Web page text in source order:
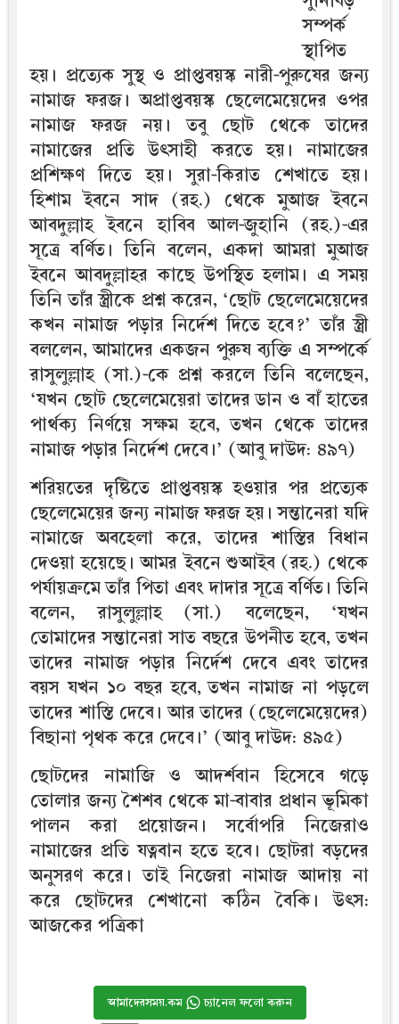
সম্পর্ক
স্থাপিত
হয়। প্রত্যেক সুস্থ ও প্রাপ্তবয়স্ক নারী-পুরুষের জন্য
নামাজ ফরজ। অপ্রাপ্তবয়স্ক ছেলেমেয়েদের ওপর
নামাজ ফরজ নয়। তবু ছোট থেকে তাদের
নামাজের প্রতি উৎসাহী করতে হয়। নামাজের
প্রশিক্ষণ দিতে হয়। সুরা-কিরাত শেখাতে হয়।
হিশাম ইবনে সাদ (রহ.) থেকে মুআজ ইবনে
আবদুল্লাহ ইবনে হাবিব আল-জুহানি (রহ.)-এর
সূত্রে বর্ণিত। তিনি বলেন, একদা আমরা মুআজ
ইবনে আবদুল্লাহর কাছে উপস্থিত হলাম। এ সময়
তিনি তাঁর স্ত্রীকে প্রশ্ন করেন, ‘ছোট ছেলেমেয়েদের
কখন নামাজ পড়ার নির্দেশ দিতে হবে?’ তাঁর স্ত্রী
বললেন, আমাদের একজন পুরুষ ব্যক্তি এ সম্পর্কে
রাসুলুল্লাহ (সা.)-কে প্রশ্ন করলে তিনি বলেছেন,
‘যখন ছোট ছেলেমেয়েরা তাদের ডান ও বাঁ হাতের
পার্থক্য নির্ণয়ে সক্ষম হবে, তখন থেকে তাদের
নামাজ পড়ার নির্দেশ দেবে।’ (আবু দাউদ: ৪৯৭)
শরিয়তের দৃষ্টিতে প্রাপ্তবয়স্ক হওয়ার পর প্রত্যেক
ছেলেমেয়ের জন্য নামাজ ফরজ হয়। সন্তানেরা যদি
নামাজে অবহেলা করে, তাদের শাস্তির বিধান
দেওয়া হয়েছে। আমর ইবনে শুআইব (রহ.) থেকে
পর্যায়ক্রমে তাঁর পিতা এবং দাদার সূত্রে বর্ণিত। তিনি
বলেন, রাসুলুল্লাহ (সা.) বলেছেন, ‘যখন
তোমাদের সন্তানেরা সাত বছরে উপনীত হবে, তখন
তাদের নামাজ পড়ার নির্দেশ দেবে এবং তাদের
বয়স যখন ১০ বছর হবে, তখন নামাজ না পড়লে
তাদের শাস্তি দেবে। আর তাদের (ছেলেমেয়েদের)
বিছানা পৃথক করে দেবে।’ (আবু দাউদ: ৪৯৫)
ছোটদের নামাজি ও আদর্শবান হিসেবে গড়ে
তোলার জন্য শৈশব থেকে মা-বাবার প্রধান ভূমিকা
পালন করা প্রয়োজন। সর্বোপরি নিজেরাও
নামাজের প্রতি যত্নবান হতে হবে। ছোটরা বড়দের
অনুসরণ করে। তাই নিজেরা নামাজ আদায় না
করে ছোটদের শেখানো কঠিন বৈকি। উৎস:
আজকের পত্রিকা
আমাদেরসময়.কম চ্যানেল ফলো করুন